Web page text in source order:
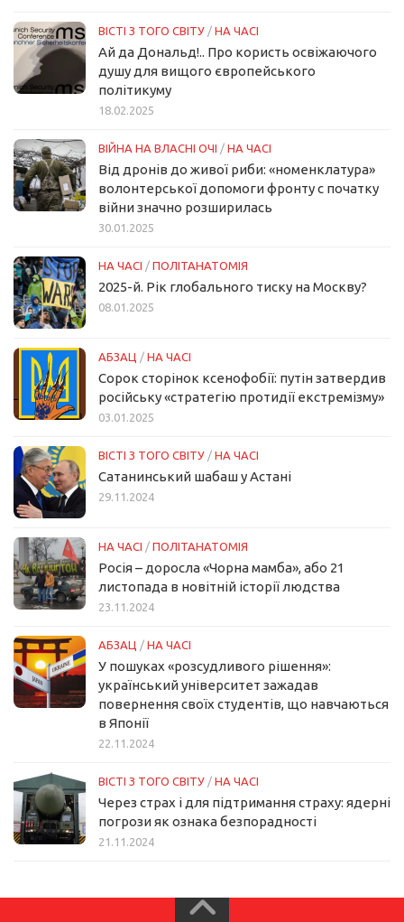
ВІСТІ З ТОГО СВІТУ / НА ЧАСІ
Ай да Дональд!.. Про користь освіжаючого
душу для вищого європейського
політикуму
18.02.2025
ВІЙНА НА ВЛАСНІ ОЧІ / НА ЧАСІ
Від дронів до живої риби: «номенклатура»
волонтерської допомоги фронту с початку
війни значно розширилась
30.01.2025
НА ЧАСІ / ПОЛІТАНАТОМІЯ
2025-й. Рік глобального тиску на Москву?
08.01.2025
АБЗАЦ / НА ЧАСІ
Сорок сторінок ксенофобії: путін затвердив
російську «стратегію протидії екстремізму»
03.01.2025
ВІСТІ З ТОГО СВІТУ / НА ЧАСІ
Сатанинський шабаш у Астані
29.11.2024
НА ЧАСІ / ПОЛІТАНАТОМІЯ
Росія – доросла «Чорна мамба», або 21
листопада в новітній історії людства
23.11.2024
АБЗАЦ / НА ЧАСІ
У пошуках «розсудливого рішення»:
український університет зажадав
повернення своїх студентів, що навчаються
в Японії
22.11.2024
ВІСТІ З ТОГО СВІТУ / НА ЧАСІ
Через страх і для підтримання страху: ядерні
погрози як ознака безпорадності
21.11.2024